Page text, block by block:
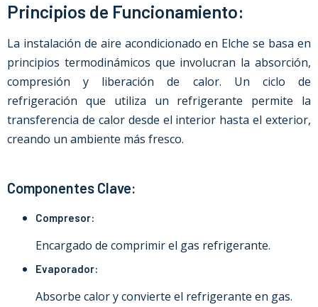
Principios de Funcionamiento:
La instalación de aire acondicionado en Elche se basa en
principios termodinámicos que involucran la absorción,
compresión y liberación de calor. Un ciclo de
refrigeración que utiliza un refrigerante permite la
transferencia de calor desde el interior hasta el exterior,
creando un ambiente más fresco.
Componentes Clave:
Compresor:
Encargado de comprimir el gas refrigerante.
Evaporador:
Absorbe calor y convierte el refrigerante en gas.